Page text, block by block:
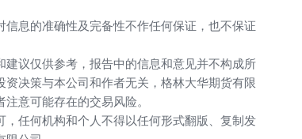
息的准确性及完备性不作任何保证，也不保证
议仅供参考，报告中的信息和意见并不构成所
决策与本公司和作者无关，格林大华期货有限
意可能存在的交易风险。
任何机构和个人不得以任何形式翻版、复制发